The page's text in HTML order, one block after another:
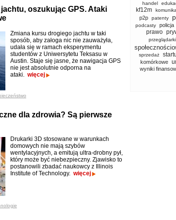
oszukując GPS. Ataki
Zmiana kursu drogiego jachtu w taki
sposób, aby załoga nic nie zauważyła,
udała się w ramach eksperymentu
studentów z Uniwersytetu Teksasu w
Austin. Staje się jasne, że nawigacja GPS
nie jest absolutnie odporna na
ataki. więcej
dla zdrowia? Są pierwsze
Drukarki 3D stosowane w warunkach
domowych nie mają szybów
wentylacyjnych, a emitują ultra-drobny pył,
który może być niebezpieczny. Zjawisko to
postanowili zbadać naukowcy z Illinois
Institute of Technology. więcej
handel
kf12m
p2p patenty
podcasty policja
prawo
przeglądarki
sprzedaż
komórkowe
wyniki